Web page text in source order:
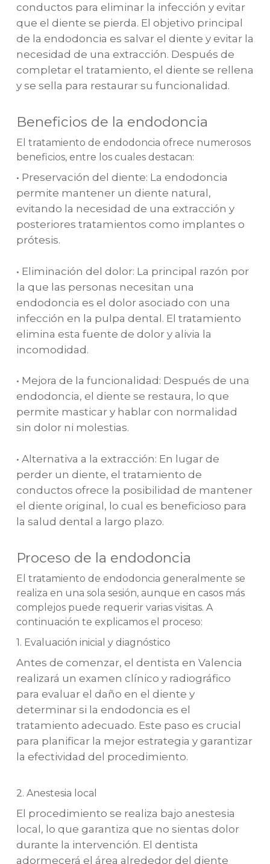
conductos para eliminar la infección y evitar
que el diente se pierda. El objetivo principal
de la endodoncia es salvar el diente y evitar la
necesidad de una extracción. Después de
completar el tratamiento, el diente se rellena
y se sella para restaurar su funcionalidad.
Beneficios de la endodoncia
El tratamiento de endodoncia ofrece numerosos
beneficios, entre los cuales destacan:
• Preservación del diente: La endodoncia
permite mantener un diente natural,
evitando la necesidad de una extracción y
posteriores tratamientos como implantes o
prótesis.
• Eliminación del dolor: La principal razón por
la que las personas necesitan una
endodoncia es el dolor asociado con una
infección en la pulpa dental. El tratamiento
elimina esta fuente de dolor y alivia la
incomodidad.
• Mejora de la funcionalidad: Después de una
endodoncia, el diente se restaura, lo que
permite masticar y hablar con normalidad
sin dolor ni molestias.
• Alternativa a la extracción: En lugar de
perder un diente, el tratamiento de
conductos ofrece la posibilidad de mantener
el diente original, lo cual es beneficioso para
la salud dental a largo plazo.
Proceso de la endodoncia
El tratamiento de endodoncia generalmente se
realiza en una sola sesión, aunque en casos más
complejos puede requerir varias visitas. A
continuación te explicamos el proceso:
1. Evaluación inicial y diagnóstico
Antes de comenzar, el dentista en Valencia
realizará un examen clínico y radiográfico
para evaluar el daño en el diente y
determinar si la endodoncia es el
tratamiento adecuado. Este paso es crucial
para planificar la mejor estrategia y garantizar
la efectividad del procedimiento.
2. Anestesia local
El procedimiento se realiza bajo anestesia
local, lo que garantiza que no sientas dolor
durante la intervención. El dentista
adormecerá el área alrededor del diente